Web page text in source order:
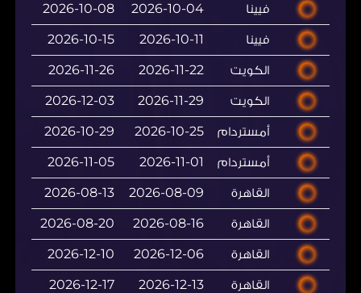
فيينا
2026-10-04
2026-10-08
فيينا
2026-10-11
2026-10-15
الكويت
2026-11-22
2026-11-26
الكويت
2026-11-29
2026-12-03
أمستردام
2026-10-25
2026-10-29
أمستردام
2026-11-01
2026-11-05
القاهرة
2026-08-09
2026-08-13
القاهرة
2026-08-16
2026-08-20
القاهرة
2026-12-06
2026-12-10
القاهرة
2026-12-13
2026-12-17